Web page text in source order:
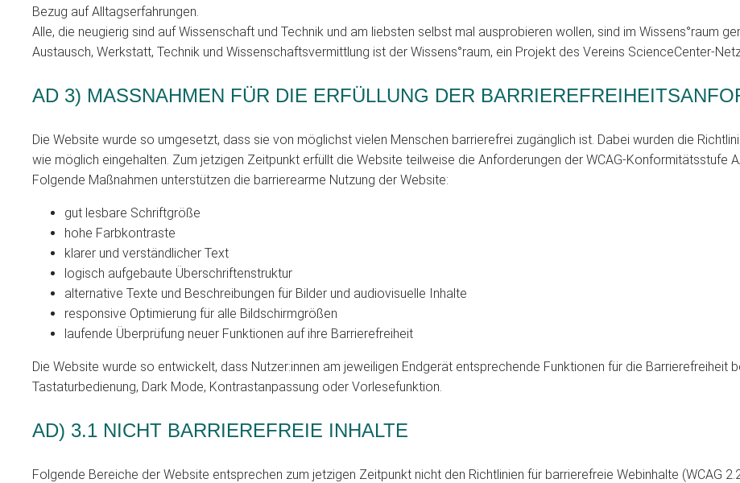
Bezug auf Alltagserfahrungen.
Alle, die neugierig sind auf Wissenschaft und Technik und am liebsten selbst mal ausprobieren wollen, sind im Wissens°raum
Austausch, Werkstatt, Technik und Wissenschaftsvermittlung ist der Wissens°raum, ein Projekt des Vereins ScienceCenter-
AD 3) MASSNAHMEN FÜR DIE ERFÜLLUNG DER
Die Website wurde so umgesetzt, dass sie von möglichst vielen Menschen barrierefrei zugänglich ist. Dabei wurden die
wie möglich eingehalten. Zum jetzigen Zeitpunkt erfüllt die Website teilweise die Anforderungen der WCAG-Konformitätsstufe
Folgende Maßnahmen unterstützen die barrierearme Nutzung der Website:
gut lesbare Schriftgröße
hohe Farbkontraste
klarer und verständlicher Text
logisch aufgebaute Überschriftenstruktur
alternative Texte und Beschreibungen für Bilder und audiovisuelle Inhalte
responsive Optimierung für alle Bildschirmgrößen
laufende Überprüfung neuer Funktionen auf ihre Barrierefreiheit
Die Website wurde so entwickelt, dass Nutzer:innen am jeweiligen Endgerät entsprechende Funktionen für die Barrierefreiheit
Tastaturbedienung, Dark Mode, Kontrastanpassung oder Vorlesefunktion.
AD) 3.1 NICHT BARRIEREFREIE INHALTE
Folgende Bereiche der Website entsprechen zum jetzigen Zeitpunkt nicht den Richtlinien für barrierefreie Webinhalte (WCAG